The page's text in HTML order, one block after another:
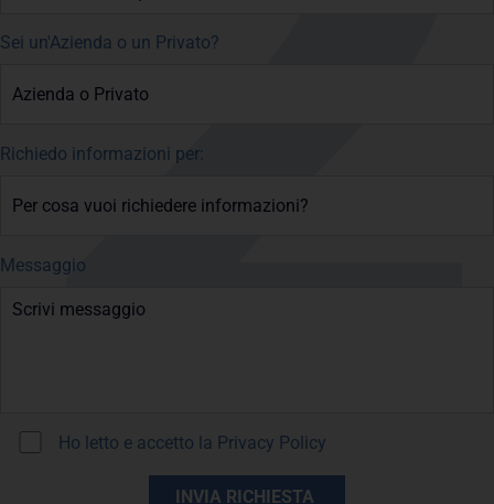
Sei un'Azienda o un Privato?
Richiedo informazioni per:
Messaggio
Ho letto e accetto la Privacy Policy